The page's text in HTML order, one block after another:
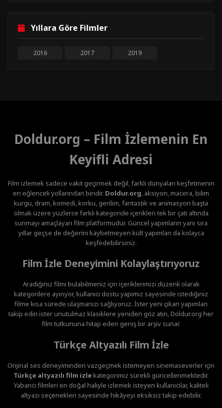
Yıllara Göre Filmler
2016 2017 2019
Doldur.org – Film İzlemenin En
Keyifli Adresi
Film izlemek sadece vakit geçirmek değil, farklı dünyaları keşfetmenin
en eğlenceli yollarından biridir. Doldur.org, aksiyon, macera, bilim
kurgu, dram, komedi, korku, gerilim, fantastik ve animasyon başta
olmak üzere yüzlerce farklı kategoride içerikleri tek bir çatı altında
sunmayı amaçlayan film platformudur. Güncel yapımların yanı sıra
yıllar geçse de değerini kaybetmeyen kült yapımları da kolayca
keşfedebilirsiniz.
Film İzle Deneyimini Kolaylaştırıyoruz
Aradığınız filmi bulabilmeniz için içeriklerimizi düzenli olarak
kategorilere ayırıyor, kullanıcı dostu yapımız sayesinde istediğiniz
filme kısa sürede ulaşmanızı sağlıyoruz. İster yeni çıkan yapımları
takip edin ister unutulmaz klasiklere yeniden göz atın, Doldur.org her
film tutkununa hitap eden geniş bir arşiv sunar.
Türkçe Altyazılı Film İzle
Orijinal ses deneyiminden vazgeçmek istemeyen sinemaseverler için
Türkçe altyazılı film izlekategorimiz sürekli güncellenmektedir.
Yabancı filmleri en doğal haliyle izlemek isteyen kullanıcılar, kaliteli
altyazı seçenekleri sayesinde hikâyeyi eksiksiz takip edebilir.